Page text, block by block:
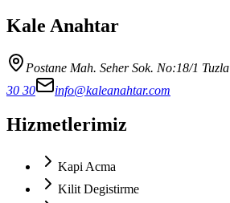
Kale Anahtar
Postane Mah. Seher Sok. No:18/1 Tuzla
30 30
info@kaleanahtar.com
Hizmetlerimiz
Kapi Acma
Kilit Degistirme